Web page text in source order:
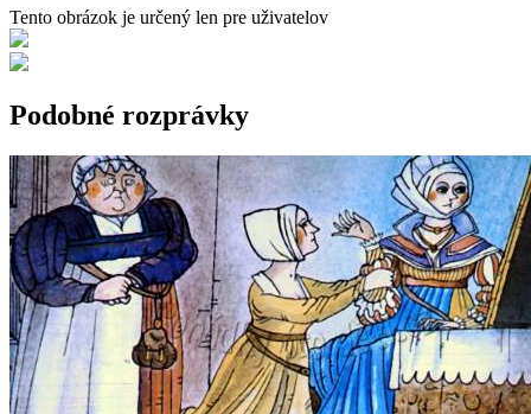
Tento obrázok je určený len pre uživatelov
Podobné rozprávky